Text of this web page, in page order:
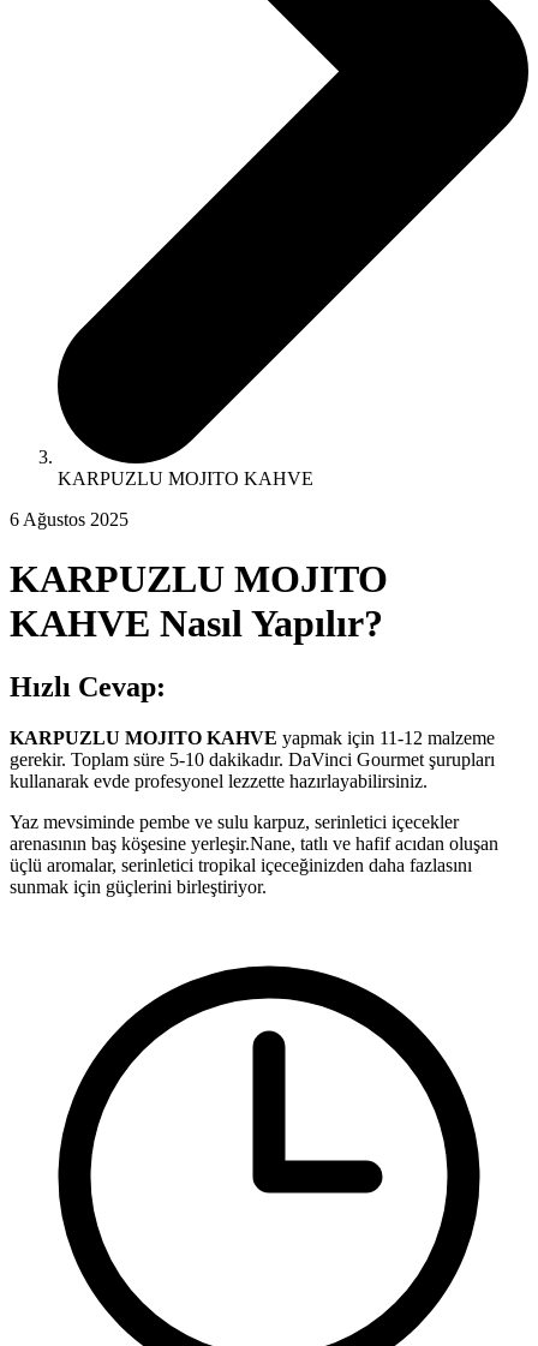
KARPUZLU MOJITO KAHVE
6 Ağustos 2025
KARPUZLU MOJITO
KAHVE Nasıl Yapılır?
Hızlı Cevap:
KARPUZLU MOJITO KAHVE yapmak için 11-12 malzeme
gerekir. Toplam süre 5-10 dakikadır. DaVinci Gourmet şurupları
kullanarak evde profesyonel lezzette hazırlayabilirsiniz.
Yaz mevsiminde pembe ve sulu karpuz, serinletici içecekler
arenasının baş köşesine yerleşir.Nane, tatlı ve hafif acıdan oluşan
üçlü aromalar, serinletici tropikal içeceğinizden daha fazlasını
sunmak için güçlerini birleştiriyor.